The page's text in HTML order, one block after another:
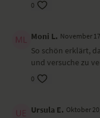
0
Moni L. November
So schön erklärt,
und versuche zu
0
Ursula E. Oktober